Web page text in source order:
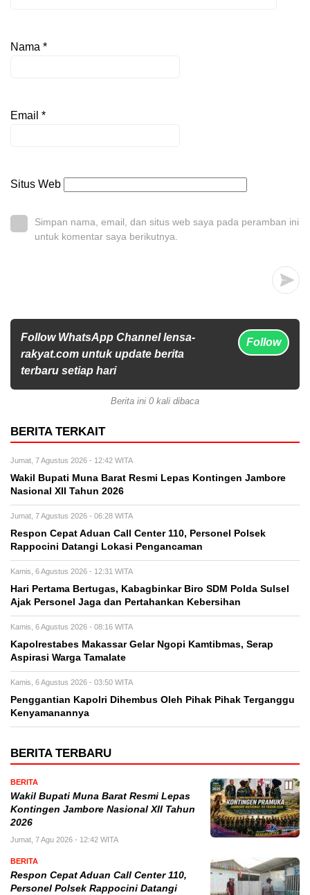
Nama *
Email *
Situs Web
Simpan nama, email, dan situs web saya pada peramban ini
untuk komentar saya berikutnya.
Follow WhatsApp Channel lensa-
rakyat.com untuk update berita
terbaru setiap hari
Follow
Berita ini 0 kali dibaca
BERITA TERKAIT
Jumat, 7 Agustus 2026 - 12:42 WITA
Wakil Bupati Muna Barat Resmi Lepas Kontingen Jambore
Nasional XII Tahun 2026
Jumat, 7 Agustus 2026 - 06:28 WITA
Respon Cepat Aduan Call Center 110, Personel Polsek
Rappocini Datangi Lokasi Pengancaman
Kamis, 6 Agustus 2026 - 12:31 WITA
Hari Pertama Bertugas, Kabagbinkar Biro SDM Polda Sulsel
Ajak Personel Jaga dan Pertahankan Kebersihan
Kamis, 6 Agustus 2026 - 08:16 WITA
Kapolrestabes Makassar Gelar Ngopi Kamtibmas, Serap
Aspirasi Warga Tamalate
Kamis, 6 Agustus 2026 - 03:50 WITA
Penggantian Kapolri Dihembus Oleh Pihak Pihak Terganggu
Kenyamanannya
BERITA TERBARU
BERITA
Wakil Bupati Muna Barat Resmi Lepas
Kontingen Jambore Nasional XII Tahun
2026
Jumat, 7 Agu 2026 - 12:42 WITA
BERITA
Respon Cepat Aduan Call Center 110,
Personel Polsek Rappocini Datangi